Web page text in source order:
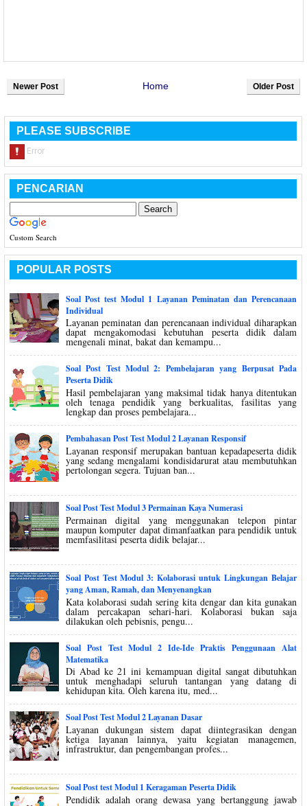
Newer Post Older Post
Home
PLEASE SUBSCRIBE
PENCARIAN
Custom Search
POPULAR POSTS
Soal Post test Modul 1 Layanan Peminatan dan Perencanaan
Individual
Layanan peminatan dan perencanaan individual diharapkan
dapat mengakomodasi kebutuhan peserta didik dalam
mengenali minat, bakat dan kemampu...
Soal Post Test Modul 2: Pembelajaran yang Berpusat Pada
Peserta Didik
Hasil pembelajaran yang maksimal tidak hanya ditentukan
oleh tenaga pendidik yang berkualitas, fasilitas yang
lengkap dan proses pembelajara...
Pembahasan Post Test Modul 2 Layanan Responsif
Layanan responsif merupakan bantuan kepadapeserta didik
yang sedang mengalami kondisidarurat atau membutuhkan
pertolongan segera. Tujuan ban...
Soal Post Test Modul 3 Permainan Kaya Numerasi
Permainan digital yang menggunakan telepon pintar
maupun komputer dapat dimanfaatkan para pendidik untuk
memfasilitasi peserta didik belajar...
Soal Post Test Modul 3: Kolaborasi untuk Lingkungan Belajar
yang Aman, Ramah, dan Menyenangkan
Kata kolaborasi sudah sering kita dengar dan kita gunakan
dalam percakapan sehari-hari. Kolaborasi bukan saja
dilakukan oleh pebisnis, pengu...
Soal Post Test Modul 2 Ide-Ide Praktis Penggunaan Alat
Matematika
Di Abad ke 21 ini kemampuan digital sangat dibutuhkan
untuk menghadapi seluruh tantangan yang datang di
kehidupan kita. Oleh karena itu, med...
Soal Post Test Modul 2 Layanan Dasar
Layanan dukungan sistem dapat diintegrasikan dengan
ketiga layanan lainnya, yaitu kegiatan managemen,
infrastruktur, dan pengembangan profes...
Soal Post test Modul 1 Keragaman Peserta Didik
Pendidik adalah orang dewasa yang bertanggung jawab